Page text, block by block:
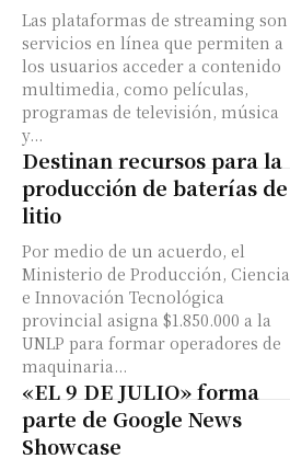
Las plataformas de streaming son
servicios en línea que permiten a
los usuarios acceder a contenido
multimedia, como películas,
programas de televisión, música
y...
Destinan recursos para la
producción de baterías de
litio
Por medio de un acuerdo, el
Ministerio de Producción, Ciencia
e Innovación Tecnológica
provincial asigna $1.850.000 a la
UNLP para formar operadores de
maquinaria...
«EL 9 DE JULIO» forma
parte de Google News
Showcase